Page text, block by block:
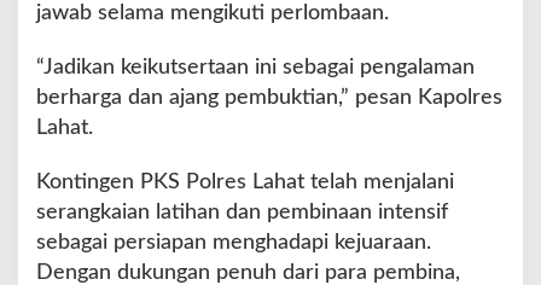
jawab selama mengikuti perlombaan.
“Jadikan keikutsertaan ini sebagai pengalaman
berharga dan ajang pembuktian,” pesan Kapolres
Lahat.
Kontingen PKS Polres Lahat telah menjalani
serangkaian latihan dan pembinaan intensif
sebagai persiapan menghadapi kejuaraan.
Dengan dukungan penuh dari para pembina,